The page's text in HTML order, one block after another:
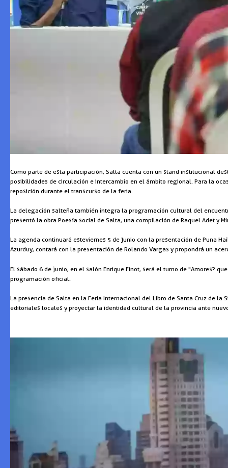
Como parte de esta participación, Salta cuenta con un stand institucional
posibilidades de circulación e intercambio en el ámbito regional. Para la
reposición durante el transcurso de la feria.
La delegación salteña también integra la programación cultural del
presentó la obra Poesía social de Salta, una compilación de Raquel Adet y
La agenda continuará este viernes 5 de junio con la presentación de Puna
Azurduy, contará con la presentación de Rolando Vargas y propondrá un
El sábado 6 de junio, en el salón Enrique Finot, será el turno de "Amores?
programación oficial.
La presencia de Salta en la Feria Internacional del Libro de Santa Cruz de
editoriales locales y proyectar la identidad cultural de la provincia ante